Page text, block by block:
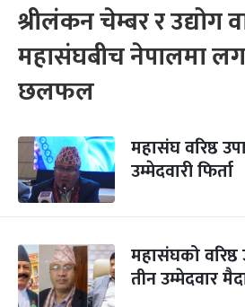
श्रीलंकन चेम्बर र उद्योग
महासंघबीच नेपालमा
छलफल
महासंघ वरिष्ठ
उम्मेदवारी फिर्ता
महासंघको
तीन उम्मेदवार